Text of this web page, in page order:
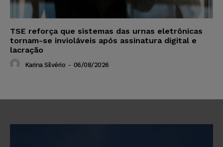
TSE reforça que sistemas das urnas eletrônicas
tornam-se invioláveis após assinatura digital e
lacração
Karina Silvério - 06/08/2026